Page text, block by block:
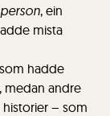
, ein
mista
hadde
medan andre
– som